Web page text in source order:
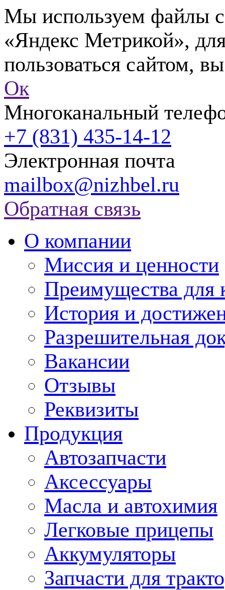
Мы используем файлы
«Яндекс Метрикой»,
пользоваться сайтом,
Ок
Многоканальный
+7 (831) 435-14-12
Электронная почта
mailbox@nizhbel.ru
Обратная связь
О компании
Миссия и ценности
Преимущества для
История и
Разрешительная
Вакансии
Отзывы
Реквизиты
Продукция
Автозапчасти
Аксессуары
Масла и автохимия
Легковые прицепы
Аккумуляторы
Запчасти для